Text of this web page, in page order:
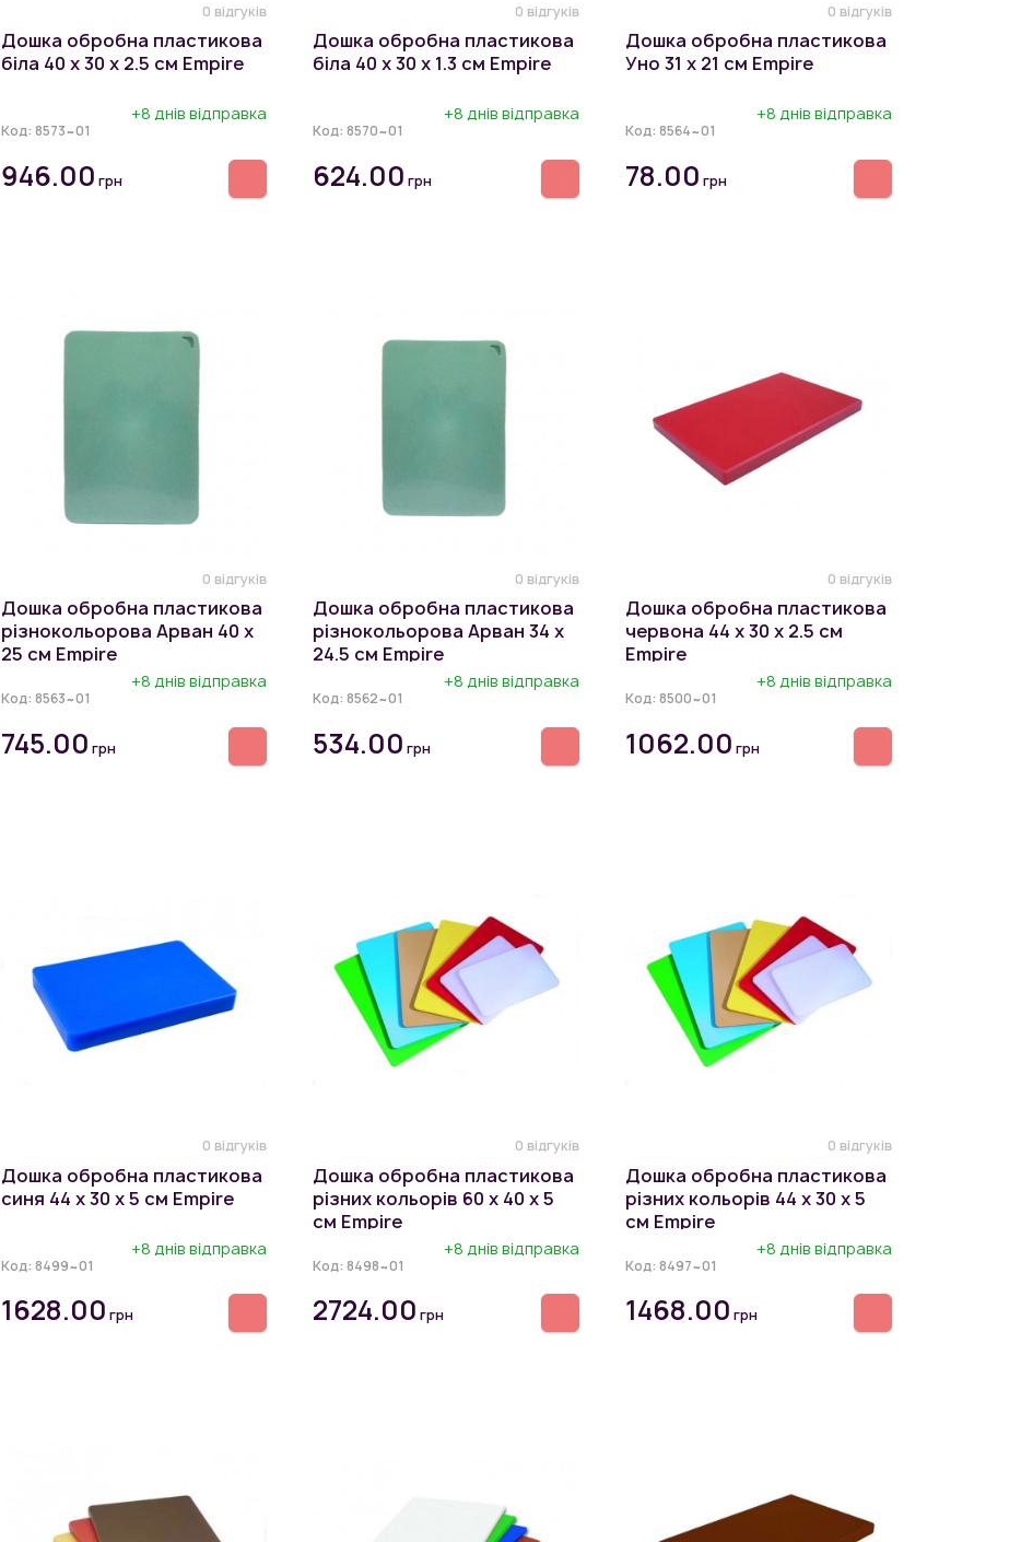
0 відгуків
Дошка обробна пластикова
біла 40 х 30 х 2.5 см Empire
+8 днів відправка
Код: 8573~01
946.00 грн
0 відгуків
Дошка обробна пластикова
біла 40 х 30 х 1.3 см Empire
+8 днів відправка
Код:8570~01
624.00 грн
0 відгуків
Дошка обробна пластикова
Уно 31 х 21 см Empire
+8 днів відправка
Код:8564~01
78.00 грн
0 відгуків
Дошка обробна пластикова
різнокольорова Арван 40 х
25 см Empire
+8 днів відправка
Код: 8563~01
745.00 грн
0 відгуків
Дошка обробна пластикова
різнокольорова Арван 34 х
24.5 см Empire
+8 днів відправка
Код:8562~01
534.00 грн
0 відгуків
Дошка обробна пластикова
червона 44 х 30 х 2.5 см
Empire
+8 днів відправка
Код:8500~01
1062.00 грн
0 відгуків
Дошка обробна пластикова
синя 44 х 30 х 5 см Empire
+8 днів відправка
Код: 8499~01
1628.00 грн
0 відгуків
Дошка обробна пластикова
різних кольорів 60 х 40 х 5
см Empire
+8 днів відправка
Код:8498~01
2724.00 грн
0 відгуків
Дошка обробна пластикова
різних кольорів 44 х 30 х 5
см Empire
+8 днів відправка
Код:8497~01
1468.00 грн